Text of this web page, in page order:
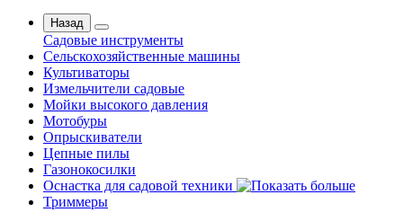
Назад
Садовые инструменты
Сельскохозяйственные машины
Культиваторы
Измельчители садовые
Мойки высокого давления
Мотобуры
Опрыскиватели
Цепные пилы
Газонокосилки
Оснастка для садовой техники
Триммеры